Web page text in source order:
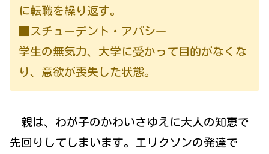
に転職を繰り返す。
■スチューデント・アパシー
学生の無気力、大学に受かって目的がなくな
り、意欲が喪失した状態。
親は、わが子のかわいさゆえに大人の知恵で
先回りしてしまいます。エリクソンの発達で